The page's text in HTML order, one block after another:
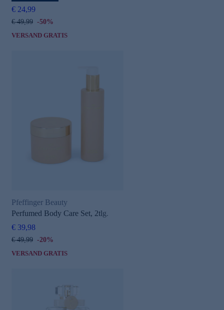
€ 24,99
€ 49,99 -50%
VERSAND GRATIS
Pfeffinger Beauty
Perfumed Body Care Set, 2tlg.
€ 39,98
€ 49,99 -20%
VERSAND GRATIS